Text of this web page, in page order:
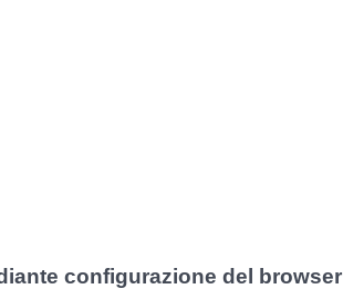
configurazione del browser